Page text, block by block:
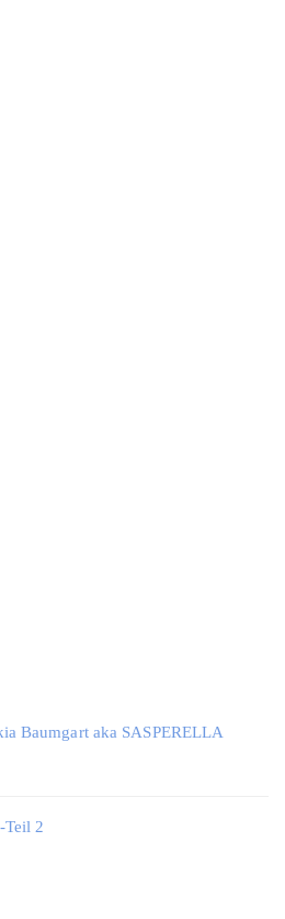
Baumgart aka SASPERELLA
Teil 2